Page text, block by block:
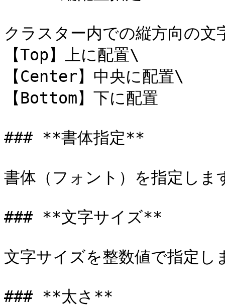
クラスター内での縦方向の
【Top】上に配置\
【Center】中央に配置\
【Bottom】下に配置
### **書体指定**
書体（フォント）を指定しま
### **文字サイズ**
文字サイズを整数値で指定し
### **太さ**